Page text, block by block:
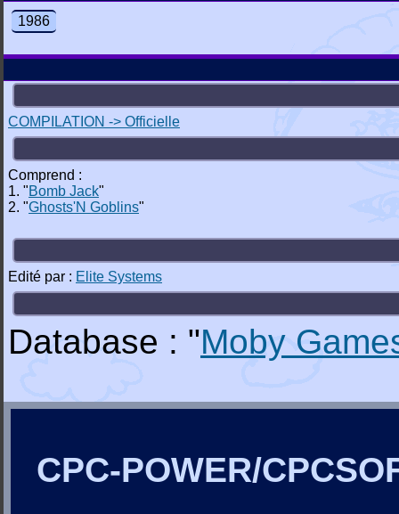
1986
COMPILATION -> Officielle
Comprend :
1. "Bomb Jack"
2. "Ghosts'N Goblins"
Edité par : Elite Systems
Database : "Moby
CPC-POWER/